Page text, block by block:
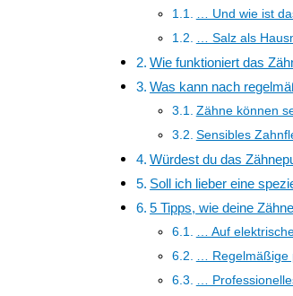
… Und wie ist
… Salz als
Wie funktioniert das
Was kann nach
Zähne können
Sensibles
Würdest du das
Soll ich lieber eine
5 Tipps, wie deine
… Auf
… Regelmäßige
…